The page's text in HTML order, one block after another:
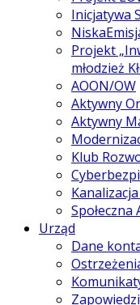
Inicjatywa
Projekt
młodzież
AOON/OW
Aktywny
Aktywny
Klub
Urząd
Dane